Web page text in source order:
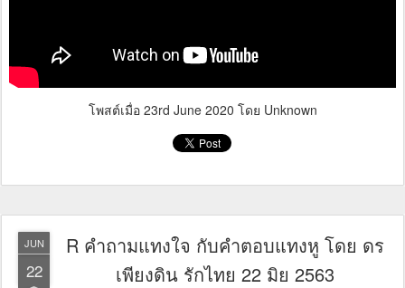
โพสต์เมื่อ 23rd June 2020 โดย Unknown
JUN
22
R คำถามแทงใจ กับคำตอบแทงหู โดย ดร
เพียงดิน รักไทย 22 มิย 2563